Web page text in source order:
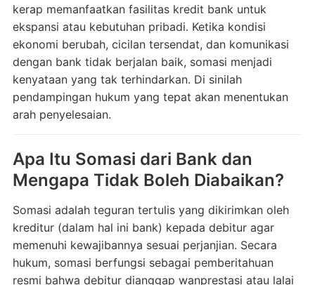
kerap memanfaatkan fasilitas kredit bank untuk
ekspansi atau kebutuhan pribadi. Ketika kondisi
ekonomi berubah, cicilan tersendat, dan komunikasi
dengan bank tidak berjalan baik, somasi menjadi
kenyataan yang tak terhindarkan. Di sinilah
pendampingan hukum yang tepat akan menentukan
arah penyelesaian.
Apa Itu Somasi dari Bank dan
Mengapa Tidak Boleh Diabaikan?
Somasi adalah teguran tertulis yang dikirimkan oleh
kreditur (dalam hal ini bank) kepada debitur agar
memenuhi kewajibannya sesuai perjanjian. Secara
hukum, somasi berfungsi sebagai pemberitahuan
resmi bahwa debitur dianggap wanprestasi atau lalai